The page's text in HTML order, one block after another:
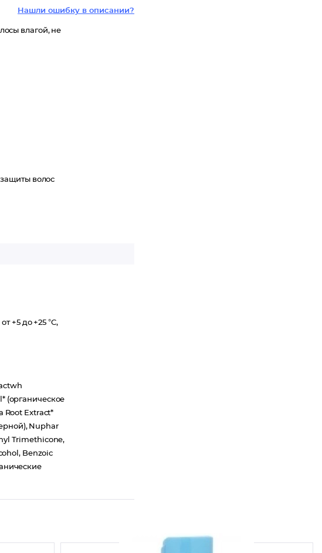
Нашли ошибку в описании?
влагой, не
волос
+5 до +25 °C,
(органическое
Root Extract*
Nuphar
Trimethicone,
Benzoic